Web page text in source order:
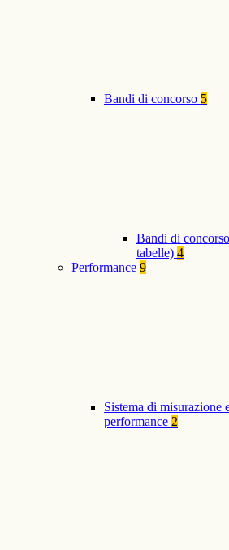
Bandi di concorso 5
Bandi di
tabelle) 4
Performance 9
Sistema di misurazione
performance 2